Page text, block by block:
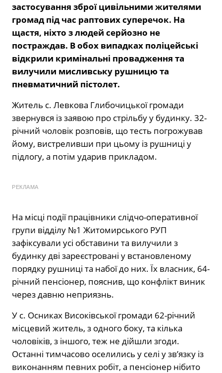
застосування зброї цивільними жителями
громад під час раптових суперечок. На
щастя, ніхто з людей серйозно не
постраждав. В обох випадках поліцейські
відкрили кримінальні провадження та
вилучили мисливську рушницю та
пневматичний пістолет.
Житель с. Левкова Глибочицької громади
звернувся із заявою про стрільбу у будинку. 32-
річний чоловік розповів, що тесть погрожував
йому, вистреливши при цьому із рушниці у
підлогу, а потім ударив прикладом.
РЕКЛАМА
На місці події працівники слідчо-оперативної
групи відділу №1 Житомирського РУП
зафіксували усі обставини та вилучили з
будинку дві зареєстровані у встановленому
порядку рушниці та набої до них. Їх власник, 64-
річний пенсіонер, пояснив, що конфлікт виник
через давню неприязнь.
У с. Осниках Високівської громади 62-річний
місцевий житель, з одного боку, та кілька
чоловіків, з іншого, теж не дійшли згоди.
Останні тимчасово оселились у селі у зв’язку із
виконанням певних робіт, а пенсіонер нібито